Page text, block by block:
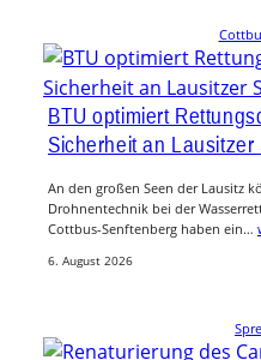
BTU optimiert
Sicherheit an Lausitzer
An den großen Seen der Lausitz
Drohnentechnik bei der
Cottbus-Senftenberg haben ein…
6. August 2026